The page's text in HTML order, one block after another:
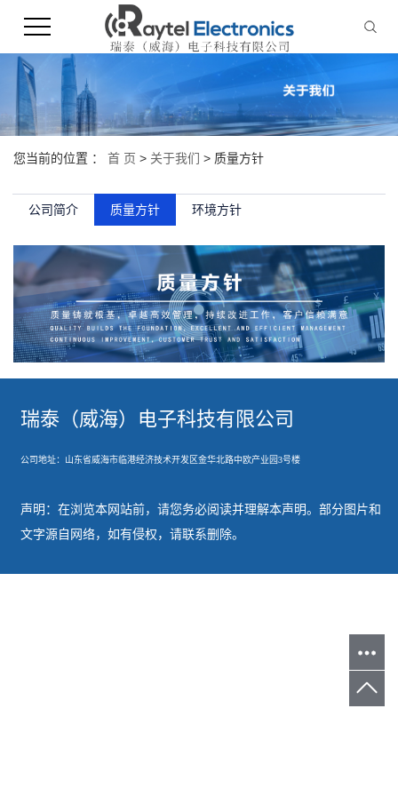
您当前的位置 ： 首 页 > 关于我们 > 质量方针
公司简介 质量方针 环境方针
瑞泰（威海）电子科技有限公司
公司地址：山东省威海市临港经济技术开发区金华北路中欧产业园3号楼
声明：在浏览本网站前，请您务必阅读并理解本声明。部分图片和
文字源自网络，如有侵权，请联系删除。